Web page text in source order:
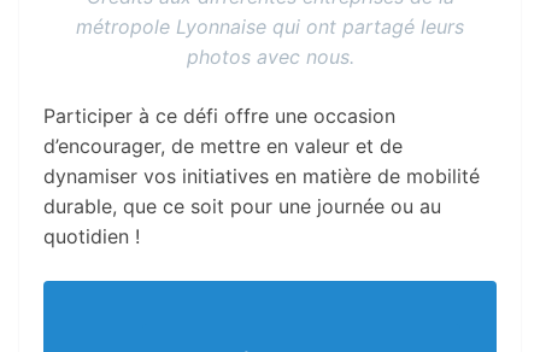
métropole Lyonnaise qui ont partagé leurs
photos avec nous.
Participer à ce défi offre une occasion
d’encourager, de mettre en valeur et de
dynamiser vos initiatives en matière de mobilité
durable, que ce soit pour une journée ou au
quotidien !